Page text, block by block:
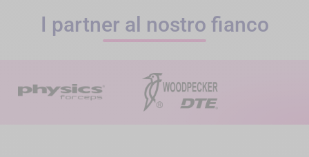
I partner al nostro fianco